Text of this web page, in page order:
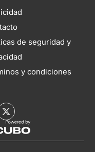
de seguridad y
y condiciones